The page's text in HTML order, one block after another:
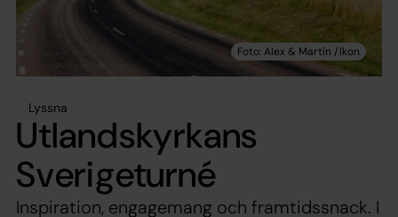
Lyssna
Utlandskyrkans
Sverigeturné
Inspiration, engagemang och framtidssnack. I